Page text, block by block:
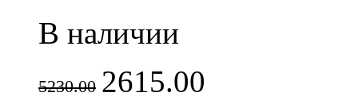
В наличии
5230.00 2615.00